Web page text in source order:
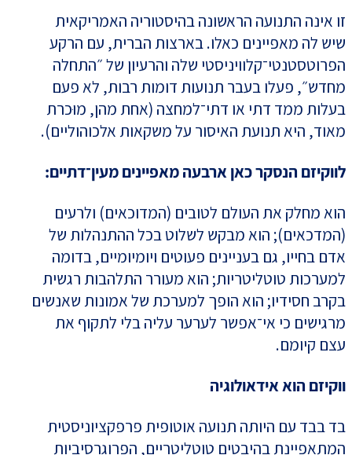
זו אינה התנועה הראשונה בהיסטוריה האמריקאית
שיש לה מאפיינים כאלו. בארצות הברית, עם הרקע
הפרוטסטנטי־קלוויניסטי שלה והרעיון של ״התחלה
מחדש״, פעלו בעבר תנועות דומות רבות, לא פעם
בעלות ממד דתי או דתי־למחצה (אחת מהן, מוּכרת
מאוד, היא תנועת האיסור על משקאות אלכוהוליים).
לווקיזם הנסקר כאן ארבעה מאפיינים מעין־דתיים:
הוא מחלק את העולם לטובים (המדוכאים) ולרעים
(המדכאים); הוא מבקש לשלוט בכל ההתנהלות של
אדם בחייו, גם בעניינים פעוטים ויומיומיים, בדומה
למערכות טוטליטריות; הוא מעורר התלהבות רגשית
בקרב חסידיו; הוא הופך למערכת של אמונות שאנשים
מרגישים כי אי־אפשר לערער עליה בלי לתקוף את
עצם קיומם.
ווקיזם הוא אידאולוגיה
בד בבד עם היותה תנועה אוטופית פרפקציוניסטית
המתאפיינת בהיבטים טוטליטריים, הפרוגרסיביות